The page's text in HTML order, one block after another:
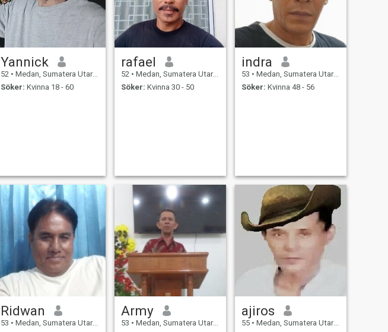
Yannick
52 • Medan, Sumatera Utara, Indonesien
Söker: Kvinna 18 - 60
rafael
52 • Medan, Sumatera Utara, Indonesien
Söker: Kvinna 30 - 50
indra
53 • Medan, Sumatera Utara, Indonesien
Söker: Kvinna 48 - 56
Ridwan
53 • Medan, Sumatera Utara, Indonesien
Army
53 • Medan, Sumatera Utara, Indonesien
ajiros
55 • Medan, Sumatera Utara, Indonesien